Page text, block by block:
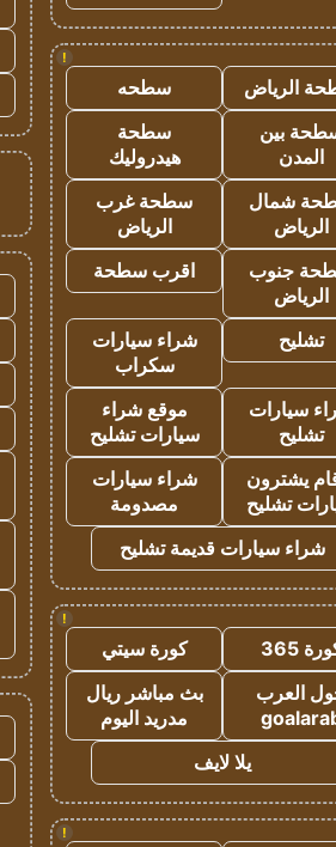
!
الرياض
سطحه
بين
المدن
سطحة
هيدروليك
شمال
الرياض
سطحة غرب
الرياض
جنوب
الرياض
اقرب سطحة
تشليح
شراء سيارات
سكراب
سيارات
تشليح
موقع شراء
سيارات تشليح
يشترون
تشليح
شراء سيارات
مصدومة
شراء سيارات قديمة تشليح
!
365
كورة سيتي
العرب
بث مباشر ريال
مدريد اليوم
يلا لايف
!